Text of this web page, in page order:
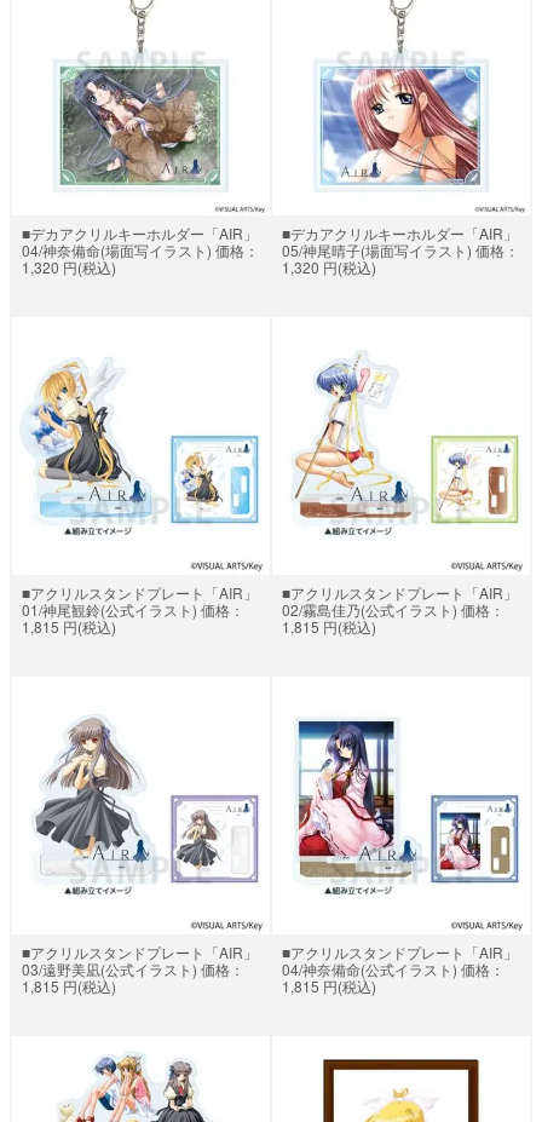
■デカアクリルキーホルダー「AIR」
04/神奈備命(場面写イラスト) 価格：
1,320 円(税込)
■デカアクリルキーホルダー「AIR」
05/神尾晴子(場面写イラスト) 価格：
1,320 円(税込)
■アクリルスタンドプレート「AIR」
01/神尾観鈴(公式イラスト) 価格：
1,815 円(税込)
■アクリルスタンドプレート「AIR」
02/霧島佳乃(公式イラスト) 価格：
1,815 円(税込)
■アクリルスタンドプレート「AIR」
03/遠野美凪(公式イラスト) 価格：
1,815 円(税込)
■アクリルスタンドプレート「AIR」
04/神奈備命(公式イラスト) 価格：
1,815 円(税込)